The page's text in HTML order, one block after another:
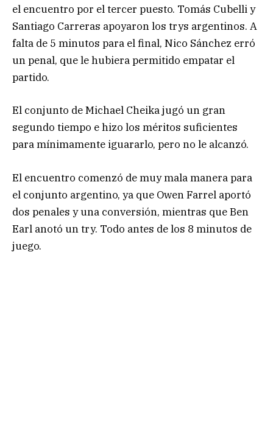
el encuentro por el tercer puesto. Tomás Cubelli y
Santiago Carreras apoyaron los trys argentinos. A
falta de 5 minutos para el final, Nico Sánchez erró
un penal, que le hubiera permitido empatar el
partido.
El conjunto de Michael Cheika jugó un gran
segundo tiempo e hizo los méritos suficientes
para mínimamente iguararlo, pero no le alcanzó.
El encuentro comenzó de muy mala manera para
el conjunto argentino, ya que Owen Farrel aportó
dos penales y una conversión, mientras que Ben
Earl anotó un try. Todo antes de los 8 minutos de
juego.